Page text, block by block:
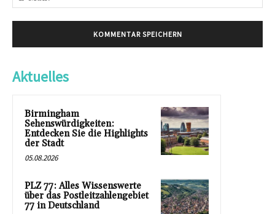
Aktuelles
Birmingham
Sehenswürdigkeiten:
Entdecken Sie die Highlights
der Stadt
05.08.2026
PLZ 77: Alles Wissenswerte
über das Postleitzahlengebiet
77 in Deutschland